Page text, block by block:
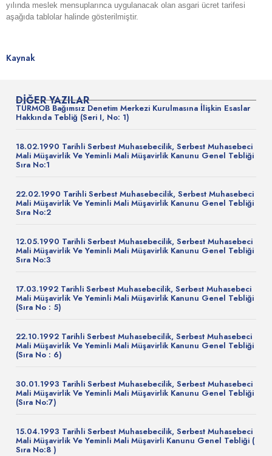
DIĞER YAZILAR
TÜRMOB Bağımsız Denetim Merkezi Kurulmasına İlişkin Esaslar
Hakkında Tebliğ (Seri I, No: 1)
18.02.1990 Tarihli Serbest Muhasebecilik, Serbest Muhasebeci
Mali Müşavirlik Ve Yeminli Mali Müşavirlik Kanunu Genel Tebliği
Sıra No:1
22.02.1990 Tarihli Serbest Muhasebecilik, Serbest Muhasebeci
Mali Müşavirlik Ve Yeminli Mali Müşavirlik Kanunu Genel Tebliği
Sıra No:2
12.05.1990 Tarihli Serbest Muhasebecilik, Serbest Muhasebeci
Mali Müşavirlik Ve Yeminli Mali Müşavirlik Kanunu Genel Tebliği
Sıra No:3
17.03.1992 Tarihli Serbest Muhasebecilik, Serbest Muhasebeci
Mali Müşavirlik Ve Yeminli Mali Müşavirlik Kanunu Genel Tebliği
(Sıra No : 5)
22.10.1992 Tarihli Serbest Muhasebecilik, Serbest Muhasebeci
Mali Müşavirlik Ve Yeminli Mali Müşavirlik Kanunu Genel Tebliği
(Sıra No : 6)
30.01.1993 Tarihli Serbest Muhasebecilik, Serbest Muhasebeci
Mali Müşavirlik Ve Yeminli Mali Müşavirlik Kanunu Genel Tebliği
(Sıra No:7)
15.04.1993 Tarihli Serbest Muhasebecilik, Serbest Muhasebeci
Mali Müşavirlik Ve Yeminli Mali Müşavirli Kanunu Genel Tebliği (
Sıra No:8 )
yılında meslek mensuplarınca uygulanacak olan asgari ücret tarifesi
aşağıda tablolar halinde gösterilmiştir.
Kaynak